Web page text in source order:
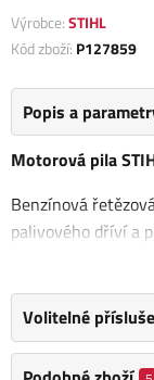
Výrobce:STIHL
Kód zboží: P127859
Popis a
Motorová pila
Benzínová
palivového dříví a
díky
dlouhou
dosahuje až 20%
Volitelné